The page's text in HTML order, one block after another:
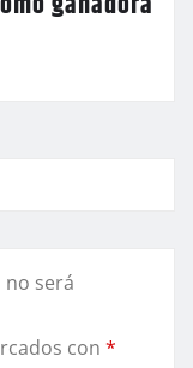
será
con *